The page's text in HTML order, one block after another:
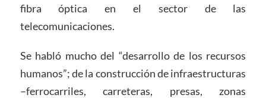
fibra óptica en el sector de las
telecomunicaciones.
Se habló mucho del “desarrollo de los recursos
humanos”; de la construcción de infraestructuras
–ferrocarriles, carreteras, presas, zonas